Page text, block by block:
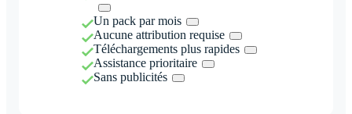
Un pack par mois
Aucune attribution requise
Téléchargements plus rapides
Assistance prioritaire
Sans publicités